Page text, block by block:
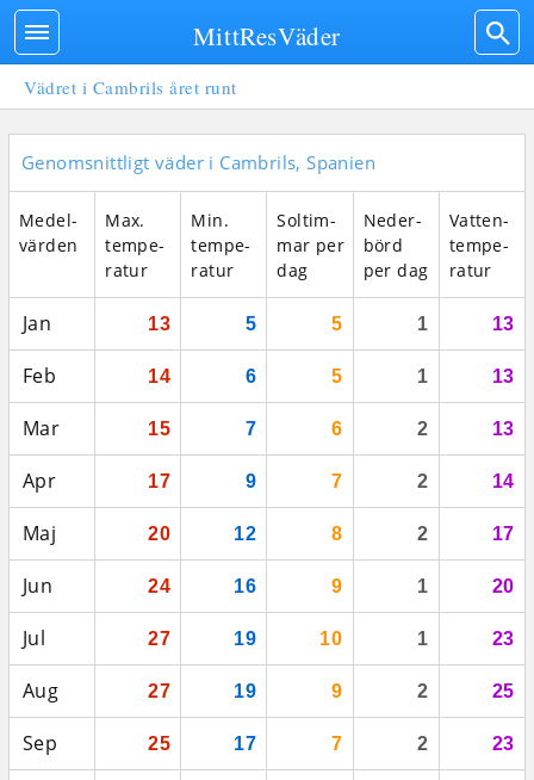
Vädret i Cambrils året runt
Genomsnittligt väder i Cambrils, Spanien
Medel­
vär­den
Max.
tempe­
ratur
Min.
tempe­
ratur
Sol­tim­
mar per
dag
Neder­
börd
per dag
Vatten­
tempe­
ratur
Jan 13 5 5 1 13
Feb 14 6 5 1 13
Mar 15 7 6 2 13
Apr 17 9 7 2 14
Maj 20 12 8 2 17
Jun 24 16 9 1 20
Jul 27 19 10 1 23
Aug 27 19 9 2 25
Sep 25 17 7 2 23
MittResVäder